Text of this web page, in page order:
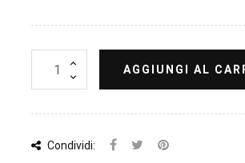
AGGIUNGI AL
Condividi: